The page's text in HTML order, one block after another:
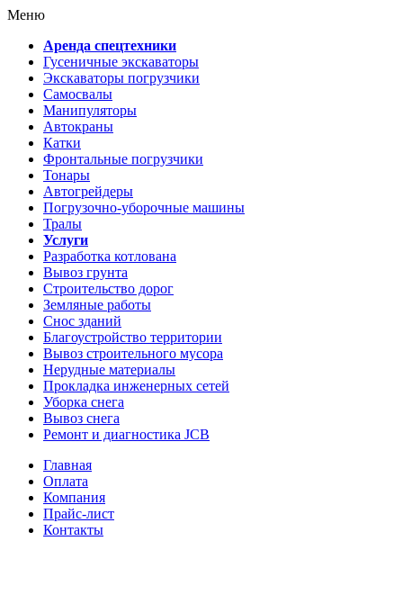
Меню
Аренда спецтехники
Гусеничные экскаваторы
Экскаваторы погрузчики
Самосвалы
Манипуляторы
Автокраны
Катки
Фронтальные погрузчики
Тонары
Автогрейдеры
Погрузочно-уборочные машины
Тралы
Услуги
Разработка котлована
Вывоз грунта
Строительство дорог
Земляные работы
Снос зданий
Благоустройство территории
Вывоз строительного мусора
Нерудные материалы
Прокладка инженерных сетей
Уборка снега
Вывоз снега
Ремонт и диагностика JCB
Главная
Оплата
Компания
Прайс-лист
Контакты